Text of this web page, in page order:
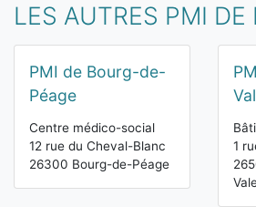
LES AUTRES PMI DE
PMI de Bourg-de-
Péage
Centre médico-social
12 rue du Cheval-Blanc
26300 Bourg-de-Péage
1